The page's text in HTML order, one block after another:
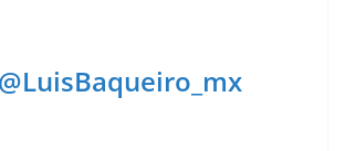
@LuisBaqueiro_mx